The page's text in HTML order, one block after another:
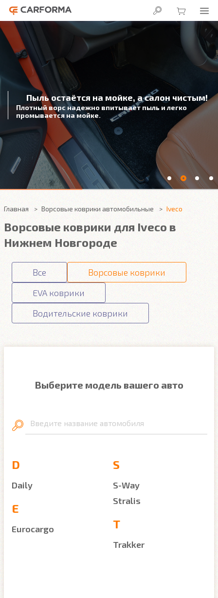
Пыль остаётся на мойке, а салон чистым!
Плотный ворс надежно впитывает пыль и легко
промывается на мойке.
Главная Ворсовые коврики автомобильные Iveco
Ворсовые коврики для Iveco в
Нижнем Новгороде
Все
Ворсовые коврики
EVA коврики
Водительские коврики
Выберите модель вашего авто
Введите название автомобиля
D
Daily
E
Eurocargo
S
S-Way
Stralis
T
Trakker